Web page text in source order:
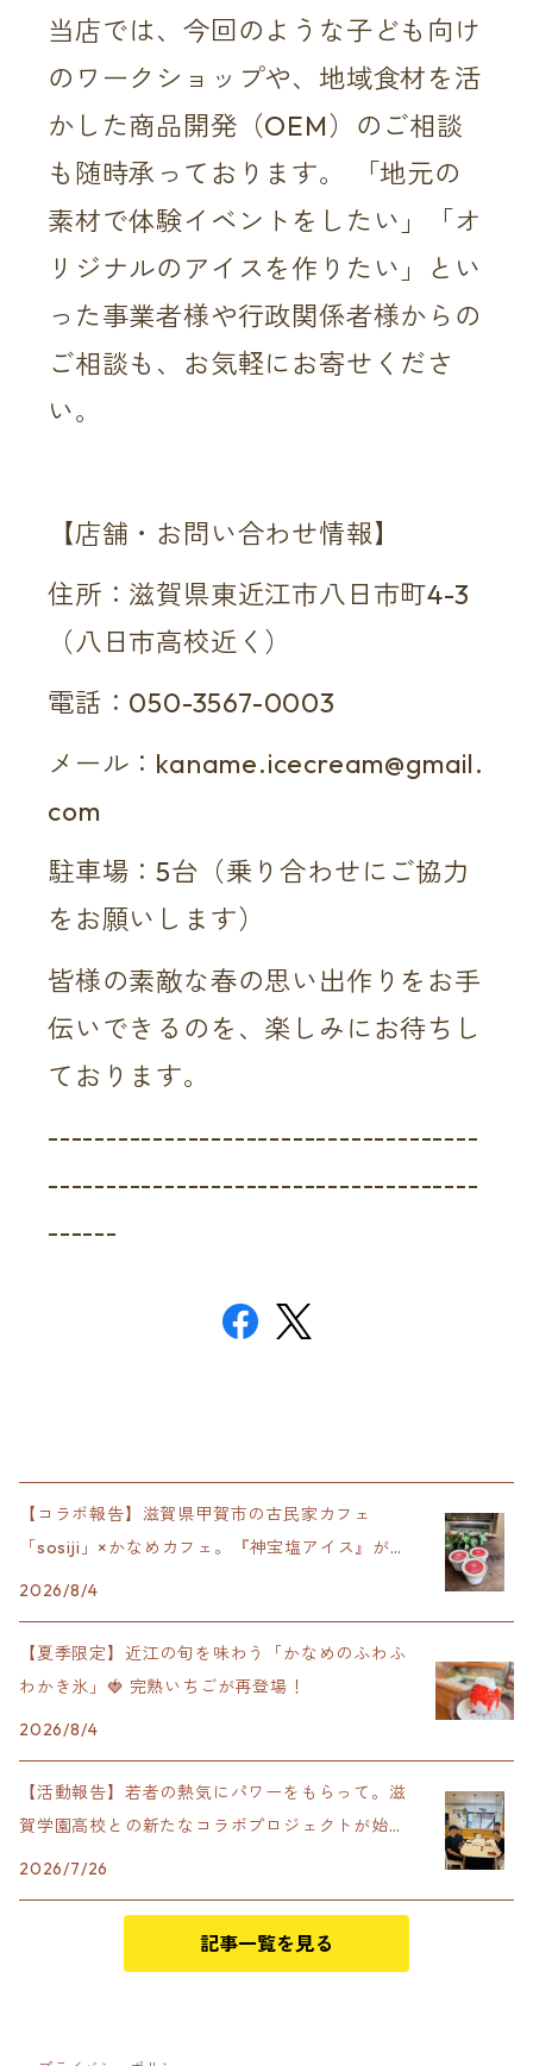
当店では、今回のような子ども向け
のワークショップや、地域食材を活
かした商品開発（OEM）のご相談
も随時承っております。 「地元の
素材で体験イベントをしたい」「オ
リジナルのアイスを作りたい」とい
った事業者様や行政関係者様からの
ご相談も、お気軽にお寄せくださ
い。
【店舗・お問い合わせ情報】
住所：滋賀県東近江市八日市町4-3
（八日市高校近く）
電話：050-3567-0003
メール： kaname.icecream@gmail.
com
駐車場：5台（乗り合わせにご協力
をお願いします）
皆様の素敵な春の思い出作りをお手
伝いできるのを、楽しみにお待ちし
ております。
-------------------------------------
-------------------------------------
------
【コラボ報告】滋賀県甲賀市の古民家カフェ
「sosiji」×かなめカフェ。『神宝塩アイス』が完
成！
2026/8/4
【夏季限定】近江の旬を味わう「かなめのふわふ
わかき氷」🍓 完熟いちごが再登場！
2026/8/4
【活動報告】若者の熱気にパワーをもらって。滋
賀学園高校との新たなコラボプロジェクトが始動
します！
2026/7/26
記事一覧を見る